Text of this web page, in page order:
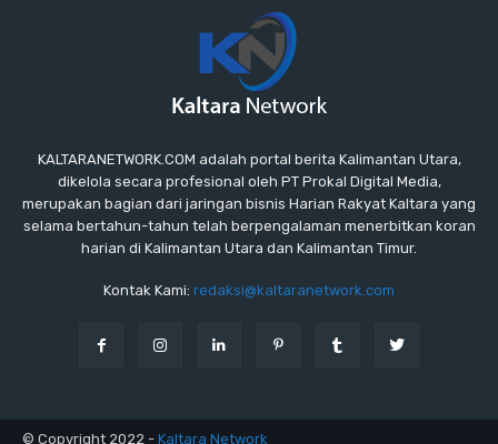
KALTARANETWORK.COM adalah portal berita Kalimantan Utara,
dikelola secara profesional oleh PT Prokal Digital Media,
merupakan bagian dari jaringan bisnis Harian Rakyat Kaltara yang
selama bertahun-tahun telah berpengalaman menerbitkan koran
harian di Kalimantan Utara dan Kalimantan Timur.
Kontak Kami: redaksi@kaltaranetwork.com
© Copyright 2022 - Kaltara Network